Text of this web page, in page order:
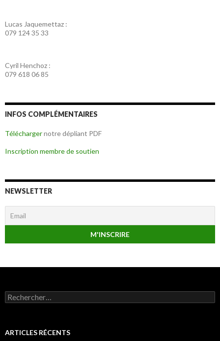
Lucas Jaquemettaz :
079 124 35 33
Cyril Henchoz :
079 618 06 85
INFOS COMPLÉMENTAIRES
Téléchargernotre dépliant PDF
Inscription membre de soutien
NEWSLETTER
Rechercher :
ARTICLES RÉCENTS